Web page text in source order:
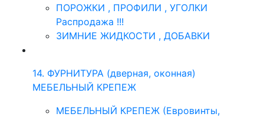
ПОРОЖКИ , ПРОФИЛИ , УГОЛКИ
Распродажа !!!
ЗИМНИЕ ЖИДКОСТИ , ДОБАВКИ
14. ФУРНИТУРА (дверная, оконная)
МЕБЕЛЬНЫЙ КРЕПЕЖ
МЕБЕЛЬНЫЙ КРЕПЕЖ (Евровинты,